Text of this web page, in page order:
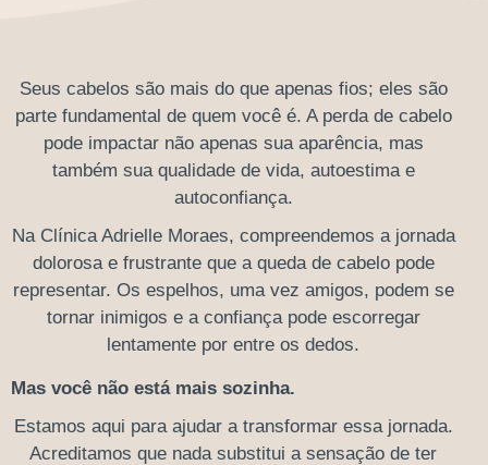
Seus cabelos são mais do que apenas fios; eles são
parte fundamental de quem você é. A perda de cabelo
pode impactar não apenas sua aparência, mas
também sua qualidade de vida, autoestima e
autoconfiança.
Na Clínica Adrielle Moraes, compreendemos a jornada
dolorosa e frustrante que a queda de cabelo pode
representar. Os espelhos, uma vez amigos, podem se
tornar inimigos e a confiança pode escorregar
lentamente por entre os dedos.
Mas você não está mais sozinha.
Estamos aqui para ajudar a transformar essa jornada.
Acreditamos que nada substitui a sensação de ter